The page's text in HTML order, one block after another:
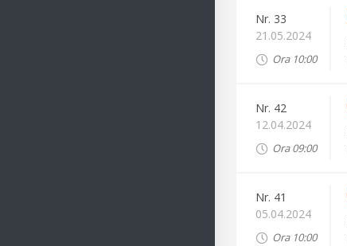
Nr. 33
21.05.2024
Ora 10:00
Nr. 42
12.04.2024
Ora 09:00
Nr. 41
05.04.2024
Ora 10:00